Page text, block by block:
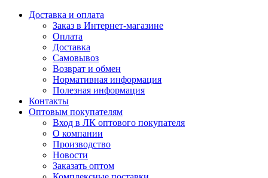
Доставка и оплата
Заказ в Интернет-магазине
Оплата
Доставка
Самовывоз
Возврат и обмен
Нормативная информация
Полезная информация
Контакты
Оптовым покупателям
Вход в ЛК оптового покупателя
О компании
Производство
Новости
Заказать оптом